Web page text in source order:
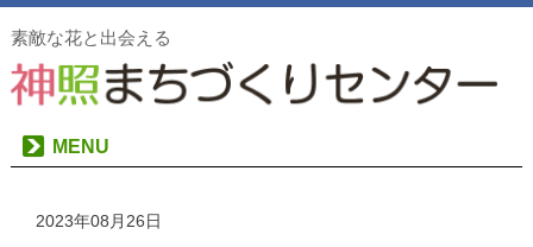
素敵な花と出会える
MENU
2023年08月26日